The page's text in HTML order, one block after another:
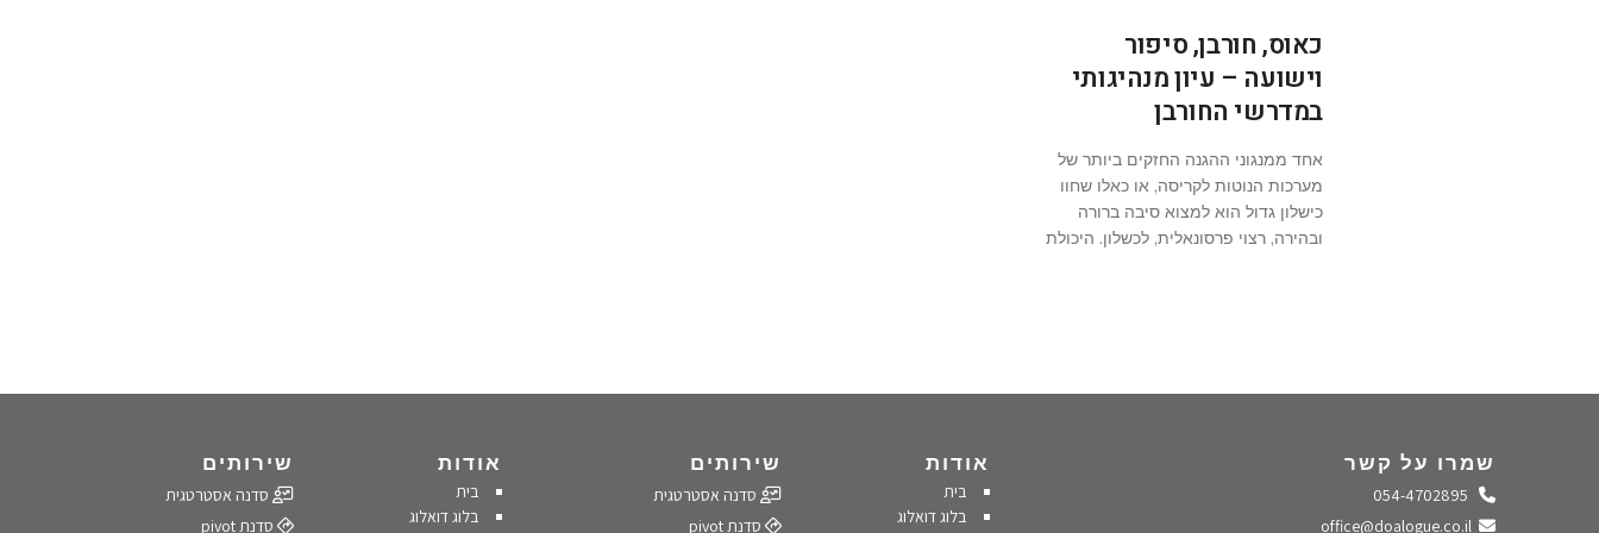
כאוס, חורבן, סיפור
וישועה – עיון מנהיגותי
במדרשי החורבן
אחד ממנגוני ההגנה החזקים ביותר של
מערכות הנוטות לקריסה, או כאלו שחוו
כישלון גדול הוא למצוא סיבה ברורה
ובהירה, רצוי פרסונאלית, לכשלון. היכולת
שמרו על קשר
התקשרו אלינו
שלחו מייל
אודות
בית
בלוג דואלוג
שירותים
סדנה אסטרטגית
סדנת pivot
אודות
בית
בלוג דואלוג
שירותים
סדנה אסטרטגית
סדנת pivot